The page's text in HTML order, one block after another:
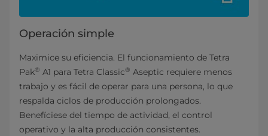
Operación simple
Maximice su eficiencia. El funcionamiento de Tetra
Pak® A1 para Tetra Classic® Aseptic requiere menos
trabajo y es fácil de operar para una persona, lo que
respalda ciclos de producción prolongados.
Benefíciese del tiempo de actividad, el control
operativo y la alta producción consistentes.